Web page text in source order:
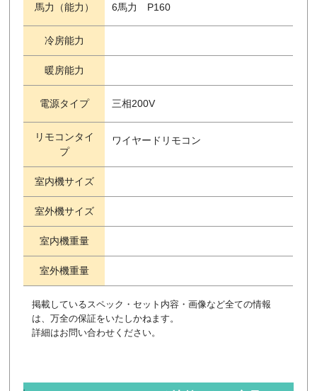
馬力（能力） 6馬力 P160
冷房能力
暖房能力
電源タイプ 三相200V
リモコンタイ
プ
ワイヤードリモコン
室内機サイズ
室外機サイズ
室内機重量
室外機重量
掲載しているスペック・セット内容・画像など全ての情報
は、万全の保証をいたしかねます。
詳細はお問い合わせください。